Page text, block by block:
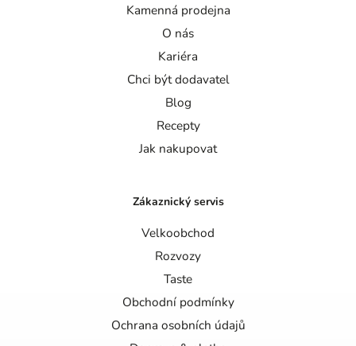
Kamenná prodejna
O nás
Kariéra
Chci být dodavatel
Blog
Recepty
Jak nakupovat
Zákaznický servis
Velkoobchod
Rozvozy
Taste
Obchodní podmínky
Ochrana osobních údajů